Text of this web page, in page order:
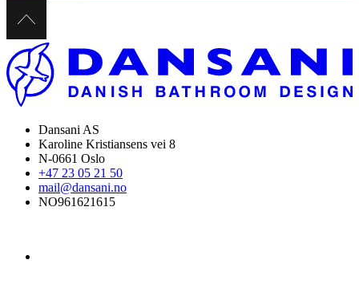
Dansani AS
Karoline Kristiansens vei 8
N-0661 Oslo
+47 23 05 21 50
mail@dansani.no
NO961621615